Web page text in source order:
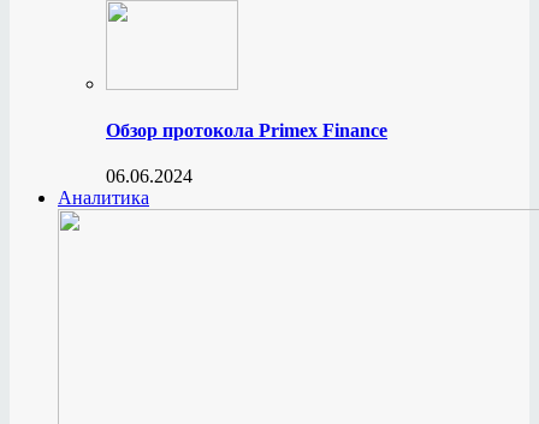
Обзор протокола Primex Finance
06.06.2024
Аналитика